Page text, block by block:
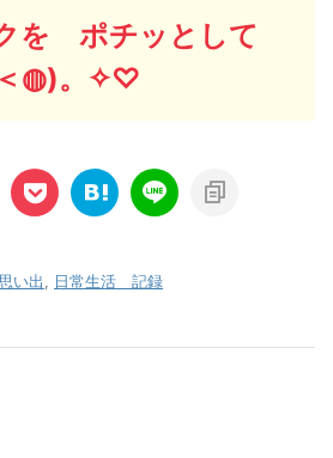
を ポチッとして
◍)。✧♡
い出 日常生活 記録